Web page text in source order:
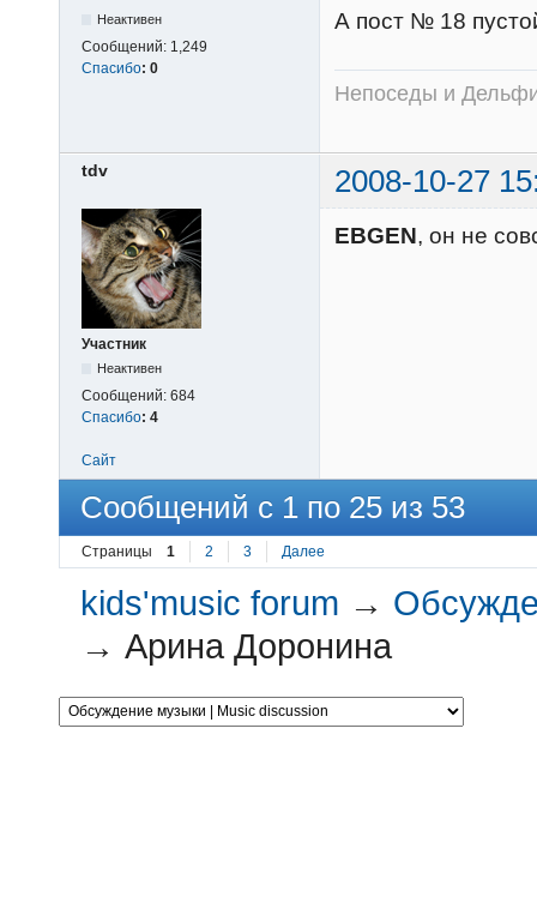
Неактивен
Сообщений: 1,249
Спасибо: 0
А пост № 18
Непоседы и
tdv 2008-10-27
Участник
Неактивен
Сообщений: 684
Спасибо: 4
EВGEN, он не
Сайт
Сообщений с 1 по 25 из 53
Страницы 1 2 3 Далее
kids'music forum →
→Арина Доронина